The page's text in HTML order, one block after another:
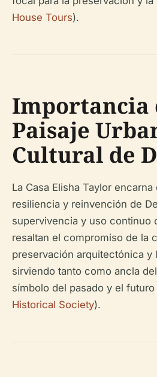
House Tours).
Importancia
Paisaje
Cultural de
La Casa Elisha Taylor
resiliencia y reinvención de
supervivencia y uso continuo
resaltan el compromiso de la
preservación arquitectónica y
sirviendo tanto como ancla
símbolo del pasado y el
Historical Society).